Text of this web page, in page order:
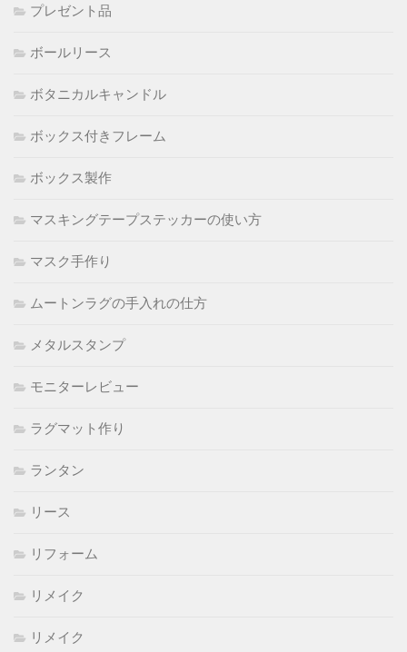
プレゼント品
ボールリース
ボタニカルキャンドル
ボックス付きフレーム
ボックス製作
マスキングテープステッカーの使い方
マスク手作り
ムートンラグの手入れの仕方
メタルスタンプ
モニターレビュー
ラグマット作り
ランタン
リース
リフォーム
リメイク
リメイク